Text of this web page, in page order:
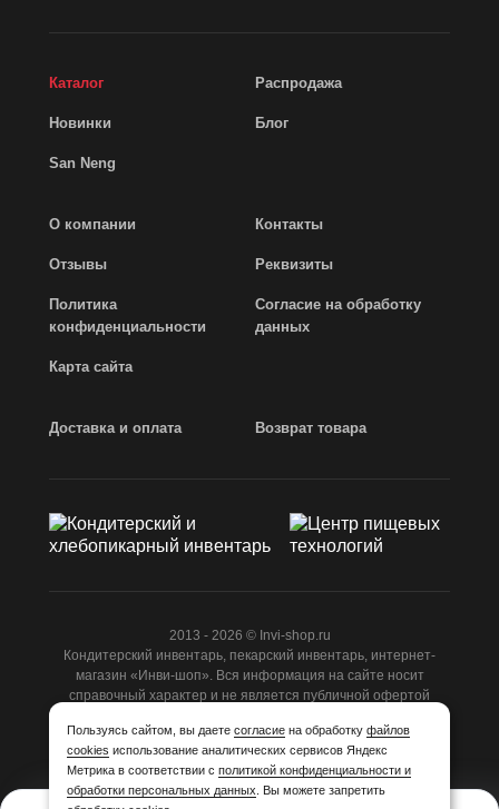
Каталог Распродажа
Новинки Блог
San Neng
О компании Контакты
Отзывы Реквизиты
Политика
конфиденциальности
Согласие на обработку
данных
Карта сайта
Доставка и оплата Возврат товара
2013 - 2026 © Invi-shop.ru
Кондитерский инвентарь, пекарский инвентарь, интернет-
магазин «Инви-шоп». Вся информация на сайте носит
справочный характер и не является публичной офертой
РазработаноСтудией Z-Labs
Пользуясь сайтом, вы даете согласие на обработку файлов
cookies использование аналитических сервисов Яндекс
Метрика в соответствии с политикой конфиденциальности и
обработки персональных данных . Вы можете запретить